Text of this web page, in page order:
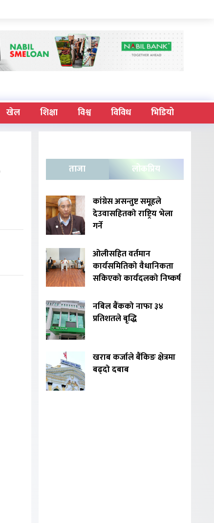
खेल शिक्षा विश्व विविध भिडियो
ताजा लोकप्रिय
कांग्रेस असन्तुष्ट समूहले
देउवासहितको राष्ट्रिय भेला
गर्ने
ओलीसहित वर्तमान
कार्यसमितिको वैधानिकता
सकिएको कार्यदलको निष्कर्ष
नबिल बैंकको नाफा ३४
प्रतिशतले बृद्धि
खराब कर्जाले बैंकिङ क्षेत्रमा
बढ्दो दबाब